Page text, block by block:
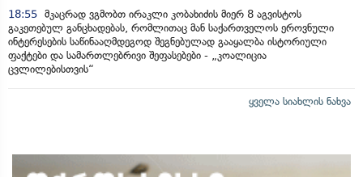
18:55 მკაცრად ვგმობთ ირაკლი კობახიძის მიერ 8 აგვისტოს
გაკეთებულ განცხადებას, რომლითაც მან საქართველოს ეროვნული
ინტერესების საწინააღმდეგოდ შეგნებულად გააყალბა ისტორიული
ფაქტები და სამართლებრივი შეფასებები - „კოალიცია
ცვლილებისთვის“
ყველა სიახლის ნახვა